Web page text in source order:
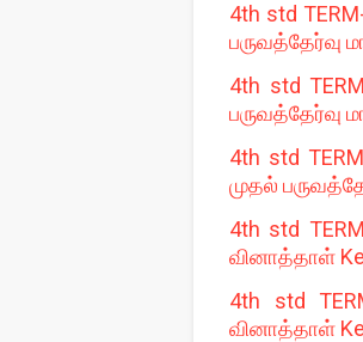
4th std
பருவத்தேர்வு
4th std
பருவத்தேர்வு
4th std
முதல்
4th std
வினாத்தாள்
4th std
வினாத்தாள்